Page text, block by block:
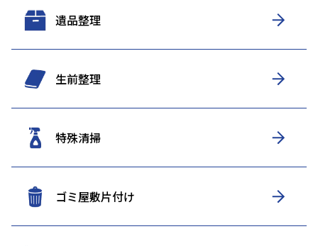
遺品整理
生前整理
特殊清掃
ゴミ屋敷片付け